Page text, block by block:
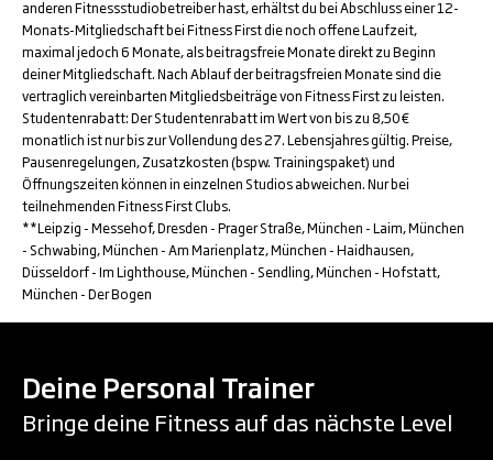
anderen Fitnessstudiobetreiber hast, erhältst du bei Abschluss einer 12-
Monats-Mitgliedschaft bei Fitness First die noch offene Laufzeit,
maximal jedoch 6 Monate, als beitragsfreie Monate direkt zu Beginn
deiner Mitgliedschaft. Nach Ablauf der beitragsfreien Monate sind die
vertraglich vereinbarten Mitgliedsbeiträge von Fitness First zu leisten.
Studentenrabatt: Der Studentenrabatt im Wert von bis zu 8,50€
monatlich ist nur bis zur Vollendung des 27. Lebensjahres gültig. Preise,
Pausenregelungen, Zusatzkosten (bspw. Trainingspaket) und
Öffnungszeiten können in einzelnen Studios abweichen. Nur bei
teilnehmenden Fitness First Clubs.
**Leipzig - Messehof, Dresden - Prager Straße, München - Laim, München
- Schwabing, München - Am Marienplatz, München - Haidhausen,
Düsseldorf - Im Lighthouse, München - Sendling, München - Hofstatt,
München - Der Bogen
Deine Personal Trainer
Bringe deine Fitness auf das nächste Level